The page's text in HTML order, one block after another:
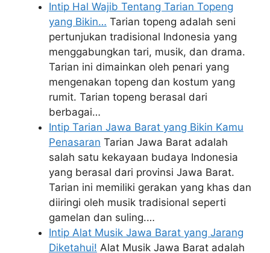
Intip Hal Wajib Tentang Tarian Topeng
yang Bikin… Tarian topeng adalah seni
pertunjukan tradisional Indonesia yang
menggabungkan tari, musik, dan drama.
Tarian ini dimainkan oleh penari yang
mengenakan topeng dan kostum yang
rumit. Tarian topeng berasal dari
berbagai…
Intip Tarian Jawa Barat yang Bikin Kamu
Penasaran Tarian Jawa Barat adalah
salah satu kekayaan budaya Indonesia
yang berasal dari provinsi Jawa Barat.
Tarian ini memiliki gerakan yang khas dan
diiringi oleh musik tradisional seperti
gamelan dan suling.…
Intip Alat Musik Jawa Barat yang Jarang
Diketahui! Alat Musik Jawa Barat adalah